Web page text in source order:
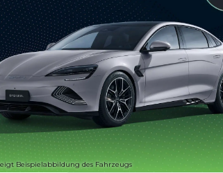
Beispielabbildung des Fahrzeugs